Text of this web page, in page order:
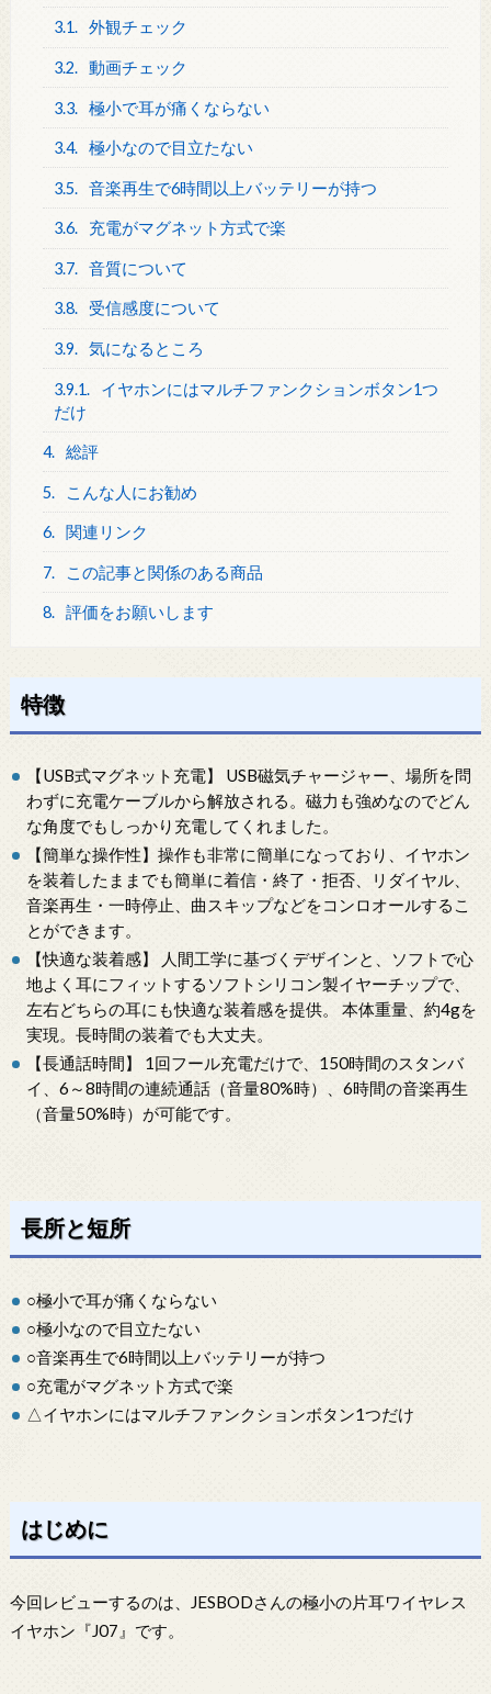
3.1. 外観チェック
3.2. 動画チェック
3.3. 極小で耳が痛くならない
3.4. 極小なので目立たない
3.5. 音楽再生で6時間以上バッテリーが持つ
3.6. 充電がマグネット方式で楽
3.7. 音質について
3.8. 受信感度について
3.9. 気になるところ
3.9.1.
イヤホンにはマルチファンクションボタン1つ
だけ
4. 総評
5. こんな人にお勧め
6. 関連リンク
7. この記事と関係のある商品
8. 評価をお願いします
特徴
【USB式マグネット充電】 USB磁気チャージャー、場所を問
わずに充電ケーブルから解放される。磁力も強めなのでどん
な角度でもしっかり充電してくれました。
【簡単な操作性】操作も非常に簡単になっており、イヤホン
を装着したままでも簡単に着信・終了・拒否、リダイヤル、
音楽再生・一時停止、曲スキップなどをコンロオールするこ
とができます。
【快適な装着感】 人間工学に基づくデザインと、ソフトで心
地よく耳にフィットするソフトシリコン製イヤーチップで、
左右どちらの耳にも快適な装着感を提供。 本体重量、約4gを
実現。長時間の装着でも大丈夫。
【長通話時間】 1回フール充電だけで、150時間のスタンバ
イ、6～8時間の連続通話（音量80%時）、6時間の音楽再生
（音量50%時）が可能です。
長所と短所
○極小で耳が痛くならない
○極小なので目立たない
○音楽再生で6時間以上バッテリーが持つ
○充電がマグネット方式で楽
△イヤホンにはマルチファンクションボタン1つだけ
はじめに
今回レビューするのは、JESBODさんの極小の片耳ワイヤレス
イヤホン『J07』です。